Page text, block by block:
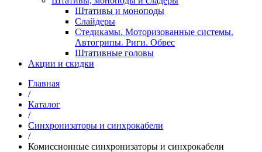
Штативы и моноподы
Слайдеры
Стедикамы. Моторизованные системы.
Автогрипы. Риги. Обвес
Штативные головы
Акции и скидки
Главная
/
Каталог
/
Синхронизаторы и синхрокабели
/
Комиссионные синхронизаторы и синхрокабели